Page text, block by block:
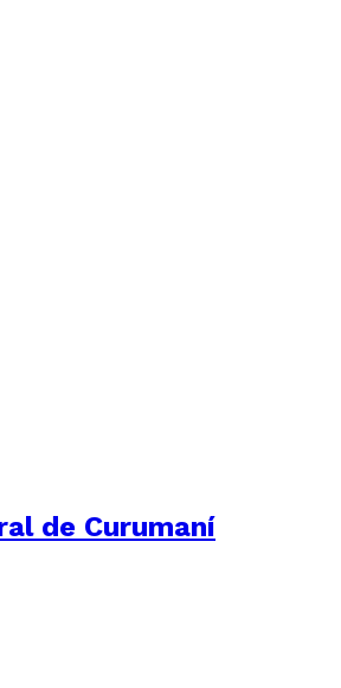
de Curumaní